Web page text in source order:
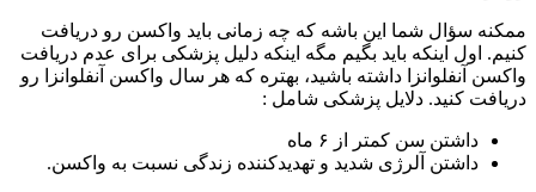
ممکنه سؤال شما این باشه که چه زمانی باید واکسن رو دریافت
کنیم. اول اینکه باید بگیم مگه اینکه دلیل پزشکی برای عدم دریافت
واکسن آنفلوانزا داشته باشید، بهتره که هر سال واکسن آنفلوانزا رو
دریافت کنید. دلایل پزشکی شامل :
داشتن سن کمتر از ۶ ماه
داشتن آلرژی شدید و تهدیدکننده زندگی نسبت‌ به واکسن.